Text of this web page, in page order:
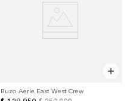
Buzo Aerie East West Crew